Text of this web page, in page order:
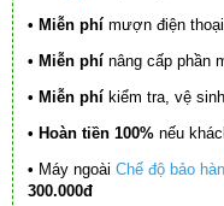
• Miễn phí mượn điện thoại
• Miễn phí nâng cấp phần
• Miễn phí kiểm tra, vệ
• Hoàn tiền 100% nếu
• Máy ngoài Chế độ bảo
300.000đ